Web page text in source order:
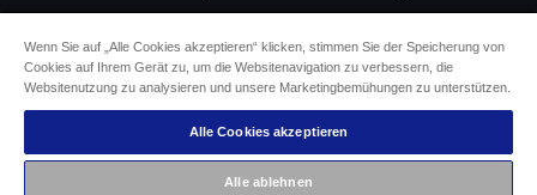
Informationen zu Cookies
Epson Engagement für Barrierefreiheit
Wenn Sie auf „Alle Cookies akzeptieren“ klicken, stimmen Sie der Speicherung von
Cookies auf Ihrem Gerät zu, um die Websitenavigation zu verbessern, die
Websitenutzung zu analysieren und unsere Marketingbemühungen zu unterstützen.
Alle Cookies akzeptieren
Alle ablehnen